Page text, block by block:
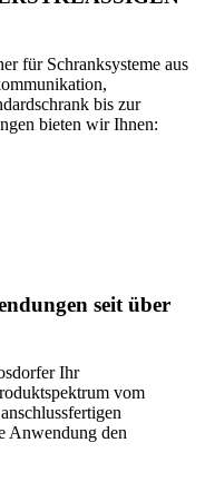
für Schranksysteme aus
bis zur
bieten wir Ihnen:
seit über
Ihr
vom
Anwendung den